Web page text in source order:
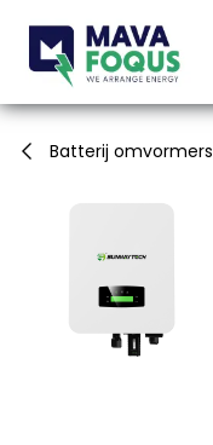
Batterij omvormers